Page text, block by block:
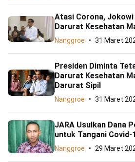
Atasi Corona,
Darurat Kesehatan
Nanggroe 31 Maret
Presiden Diminta
Darurat Kesehatan
Darurat Sipil
Nanggroe 31 Maret
JARA Usulkan Dana
untuk Tangani Covid-
Nanggroe 29 Maret